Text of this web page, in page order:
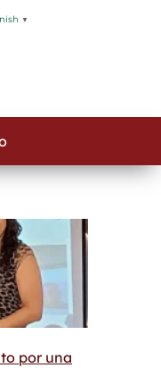
▼
por una